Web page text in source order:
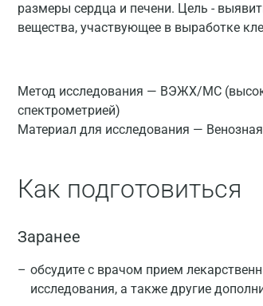
размеры сердца и печени. Цель -
вещества, участвующее в выработке
Метод исследования — ВЭЖХ/МС
спектрометрией)
Материал для исследования —
Как подготовиться
Заранее
обсудите с врачом прием
исследования, а также другие